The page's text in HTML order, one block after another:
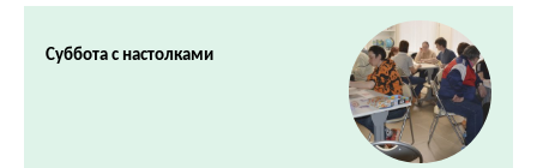
Суббота с настолками